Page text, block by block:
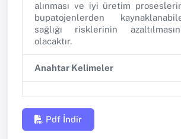
alınması ve iyi üretim
bupatojenlerden
sağlığı risklerinin
olacaktır.
Anahtar Kelimeler
Pdf İndir